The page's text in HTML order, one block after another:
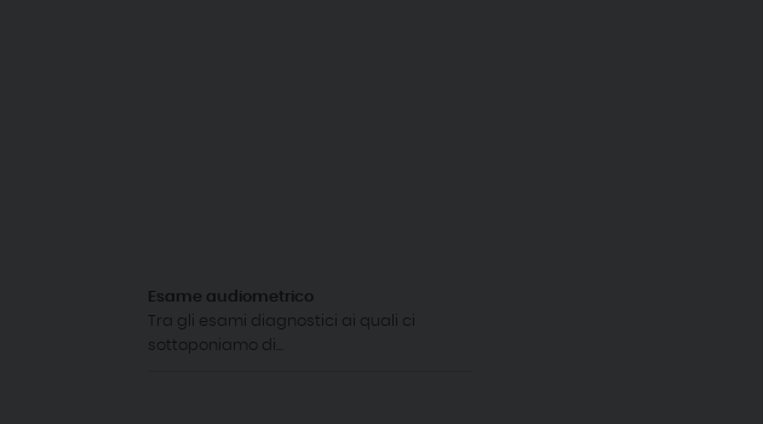
Esame audiometrico
Tra gli esami diagnostici ai quali ci
sottoponiamo di...